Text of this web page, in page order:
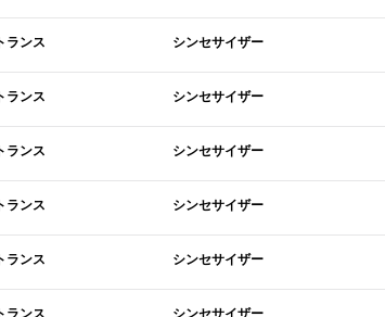
ランス シンセサイザー
ランス シンセサイザー
ランス シンセサイザー
ランス シンセサイザー
ランス シンセサイザー
ランス シンセサイザー